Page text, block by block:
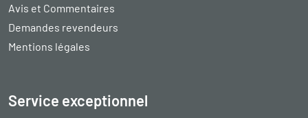
Avis et Commentaires
Demandes revendeurs
Mentions légales
Service exceptionnel